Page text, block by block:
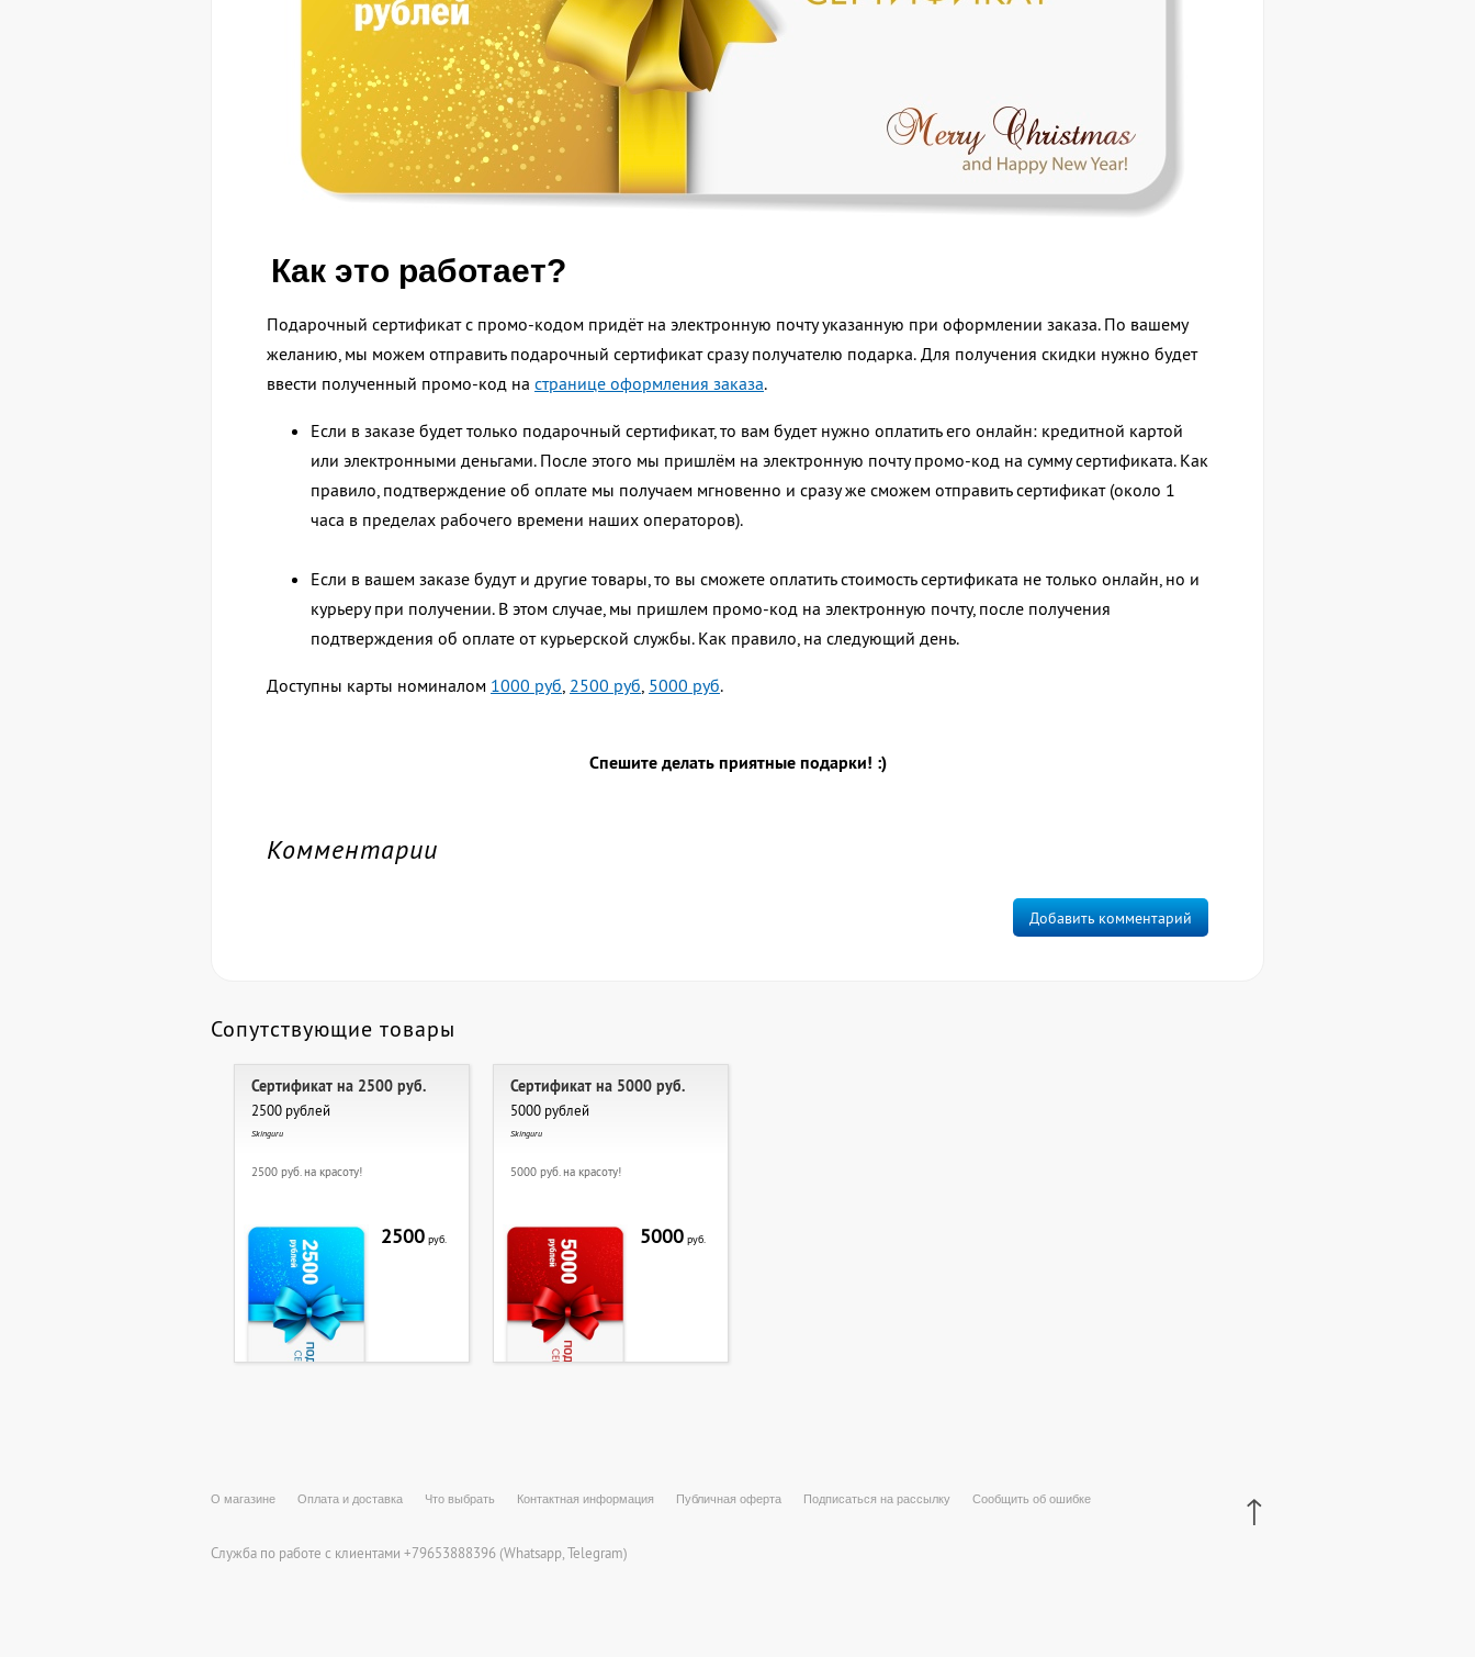
Как это работает?
Подарочный сертификат с промо-кодом придёт на электронную почту указанную при оформлении заказа. По вашему
желанию, мы можем отправить подарочный сертификат сразу получателю подарка. Для получения скидки нужно будет
ввести полученный промо-код на странице оформления заказа.
Если в заказе будет только подарочный сертификат, то вам будет нужно оплатить его онлайн: кредитной картой
или электронными деньгами. После этого мы пришлём на электронную почту промо-код на сумму сертификата. Как
правило, подтверждение об оплате мы получаем мгновенно и сразу же сможем отправить сертификат (около 1
часа в пределах рабочего времени наших операторов).
Если в вашем заказе будут и другие товары, то вы сможете оплатить стоимость сертификата не только онлайн, но и
курьеру при получении. В этом случае, мы пришлем промо-код на электронную почту, после получения
подтверждения об оплате от курьерской службы. Как правило, на следующий день.
Доступны карты номиналом 1000 руб, 2500 руб, 5000 руб.
Спешите делать приятные подарки! :)
Комментарии
Добавить комментарий
Сопутствующие товары
Сертификат на 2500 руб.
2500 рублей
Skinguru
2500 руб. на красоту!
2500 руб.
Сертификат на 5000 руб.
5000 рублей
Skinguru
5000 руб. на красоту!
5000 руб.
↑
О магазине Оплата и доставка Что выбрать Контактная информация Публичная оферта Подписаться на рассылку Сообщить об ошибке
Служба по работе с клиентами +79653888396 (Whatsapp , Telegram)